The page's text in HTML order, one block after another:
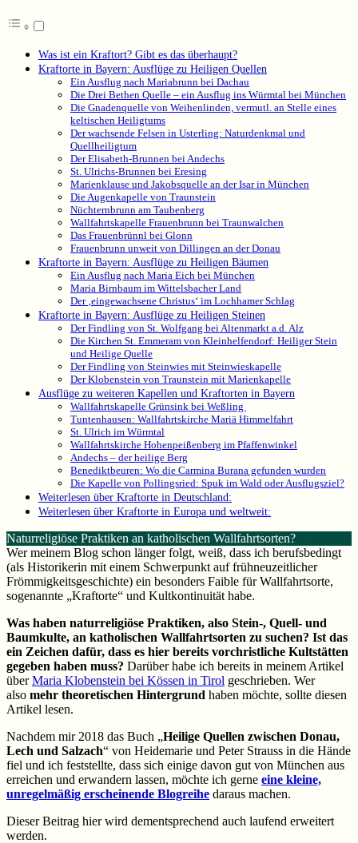
Was ist ein Kraftort? Gibt es das überhaupt?
Kraftorte in Bayern: Ausflüge zu Heiligen Quellen
Ein Ausflug nach Mariabrunn bei Dachau
Die Drei Bethen Quelle – ein Ausflug ins Würmtal bei München
Die Gnadenquelle von Weihenlinden, vermutl. an Stelle eines
keltischen Heiligtums
Der wachsende Felsen in Usterling: Naturdenkmal und
Quellheiligtum
Der Elisabeth-Brunnen bei Andechs
St. Ulrichs-Brunnen bei Eresing
Marienklause und Jakobsquelle an der Isar in München
Die Augenkapelle von Traunstein
Nüchternbrunn am Taubenberg
Wallfahrtskapelle Frauenbrunn bei Traunwalchen
Das Frauenbrünnl bei Glonn
Frauenbrunn unweit von Dillingen an der Donau
Kraftorte in Bayern: Ausflüge zu Heiligen Bäumen
Ein Ausflug nach Maria Eich bei München
Maria Birnbaum im Wittelsbacher Land
Der ‚eingewachsene Christus‘ im Lochhamer Schlag
Kraftorte in Bayern: Ausflüge zu Heiligen Steinen
Der Findling von St. Wolfgang bei Altenmarkt a.d. Alz
Die Kirchen St. Emmeram von Kleinhelfendorf: Heiliger Stein
und Heilige Quelle
Der Findling von Steinwies mit Steinwieskapelle
Der Klobenstein von Traunstein mit Marienkapelle
Ausflüge zu weiteren Kapellen und Kraftorten in Bayern
Wallfahrtskapelle Grünsink bei Weßling
Tuntenhausen: Wallfahrtskirche Mariä Himmelfahrt
St. Ulrich im Würmtal
Wallfahrtskirche Hohenpeißenberg im Pfaffenwinkel
Andechs – der heilige Berg
Benediktbeuren: Wo die Carmina Burana gefunden wurden
Die Kapelle von Pollingsried: Spuk im Wald oder Ausflugsziel?
Weiterlesen über Kraftorte in Deutschland:
Weiterlesen über Kraftorte in Europa und weltweit:
Naturreligiöse Praktiken an katholischen Wallfahrtsorten?
Wer meinem Blog schon länger folgt, weiß, dass ich berufsbedingt
(als Historikerin mit einem Schwerpunkt auf frühneuzeitlicher
Frömmigkeitsgeschichte) ein besonders Faible für Wallfahrtsorte,
sogenannte „Kraftorte“ und Kultkontinuität habe.
Was haben naturreligiöse Praktiken, also Stein-, Quell- und
Baumkulte, an katholischen Wallfahrtsorten zu suchen? Ist das
ein Zeichen dafür, dass es hier bereits vorchristliche Kultstätten
gegeben haben muss? Darüber habe ich bereits in meinem Artikel
überMaria Klobenstein bei Kössen in Tirol geschrieben. Wer
also mehr theoretischen Hintergrund haben möchte, sollte diesen
Artikel lesen.
Nachdem mir 2018 das Buch „Heilige Quellen zwischen Donau,
Lech und Salzach“ von Heidemarie und Peter Strauss in die Hände
fiel und ich feststellte, dass sich einige davon gut von München aus
erreichen und erwandern lassen, möchte ich gerne eine kleine,
unregelmäßig erscheinende Blogreihe daraus machen.
Dieser Beitrag hier wird dementsprechend auch laufend erweitert
werden.